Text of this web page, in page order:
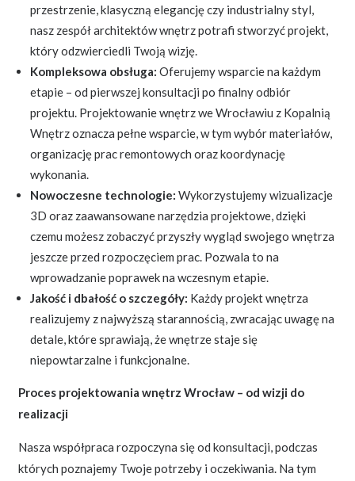
przestrzenie, klasyczną elegancję czy industrialny styl,
nasz zespół architektów wnętrz potrafi stworzyć projekt,
który odzwierciedli Twoją wizję.
Kompleksowa obsługa: Oferujemy wsparcie na każdym
etapie – od pierwszej konsultacji po finalny odbiór
projektu. Projektowanie wnętrz we Wrocławiu z Kopalnią
Wnętrz oznacza pełne wsparcie, w tym wybór materiałów,
organizację prac remontowych oraz koordynację
wykonania.
Nowoczesne technologie: Wykorzystujemy wizualizacje
3D oraz zaawansowane narzędzia projektowe, dzięki
czemu możesz zobaczyć przyszły wygląd swojego wnętrza
jeszcze przed rozpoczęciem prac. Pozwala to na
wprowadzanie poprawek na wczesnym etapie.
Jakość i dbałość o szczegóły: Każdy projekt wnętrza
realizujemy z najwyższą starannością, zwracając uwagę na
detale, które sprawiają, że wnętrze staje się
niepowtarzalne i funkcjonalne.
Proces projektowania wnętrz Wrocław – od wizji do
realizacji
Nasza współpraca rozpoczyna się od konsultacji, podczas
których poznajemy Twoje potrzeby i oczekiwania. Na tym